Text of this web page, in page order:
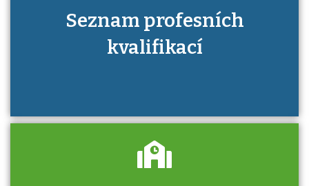
Seznam profesních
kvalifikací